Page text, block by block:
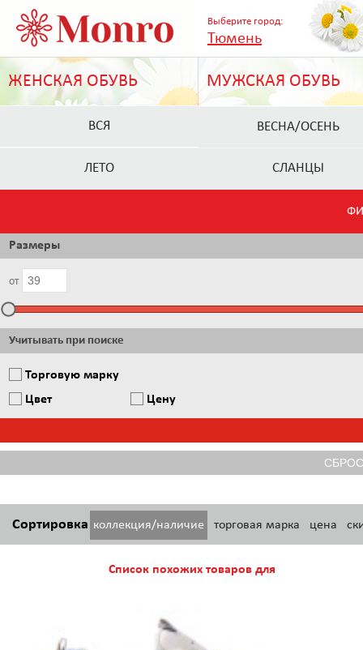
Выберите город:
Тюмень
ЖЕНСКАЯ ОБУВЬ МУЖСКАЯ ОБУВЬ
ВСЯ ВЕСНА/ОСЕНЬ
ЛЕТО СЛАНЦЫ
Размеры
от
Учитывать при поиске
Торговую марку
Цвет
Цену
Сортировка коллекция/наличие торговая марка цена
Список похожих товаров для